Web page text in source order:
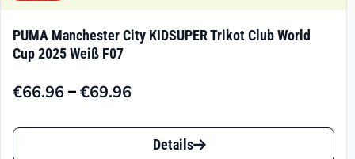
PUMA Manchester City KIDSUPER Trikot Club World
Cup 2025 Weiß F07
€66.96–€69.96
Preisspanne:
Dieses
Details